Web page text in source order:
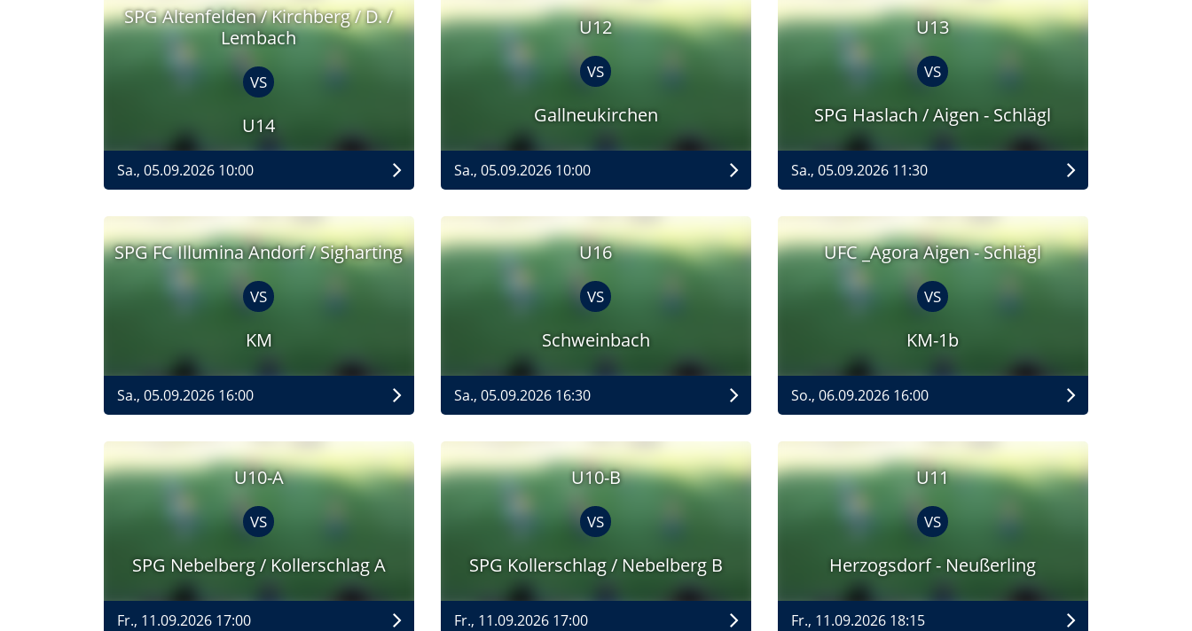
SPG Altenfelden / Kirchberg / D. /
Lembach
VS
U14
Sa., 05.09.2026 10:00
U12
VS
Gallneukirchen
Sa., 05.09.2026 10:00
U13
VS
SPG Haslach / Aigen - Schlägl
Sa., 05.09.2026 11:30
SPG FC Illumina Andorf / Sigharting
VS
KM
Sa., 05.09.2026 16:00
U16
VS
Schweinbach
Sa., 05.09.2026 16:30
UFC _Agora Aigen - Schlägl
VS
KM-1b
So., 06.09.2026 16:00
U10-A
VS
SPG Nebelberg / Kollerschlag A
Fr., 11.09.2026 17:00
U10-B
VS
SPG Kollerschlag / Nebelberg B
Fr., 11.09.2026 17:00
U11
VS
Herzogsdorf - Neußerling
Fr., 11.09.2026 18:15